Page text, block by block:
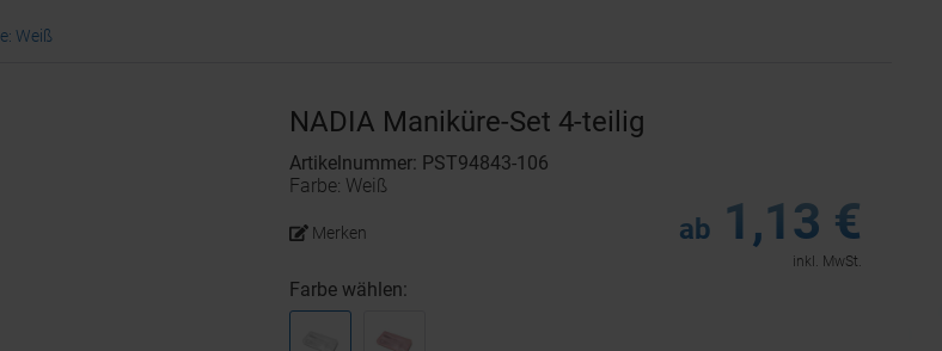
Weiß
NADIA Maniküre-Set 4-teilig
Artikelnummer: PST94843-106
Farbe: Weiß
ab 1,13 €
inkl. MwSt.
Merken
Farbe wählen: